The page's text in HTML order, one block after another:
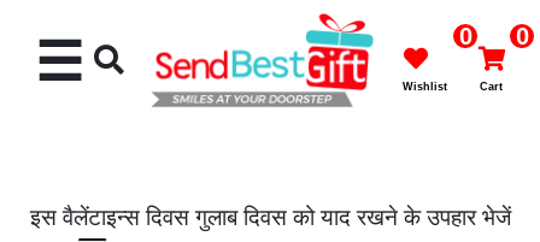
☰ 0
Wishlist
0
Cart
इस वैलेंटाइन्स दिवस गुलाब दिवस को याद रखने के उपहार भेजें